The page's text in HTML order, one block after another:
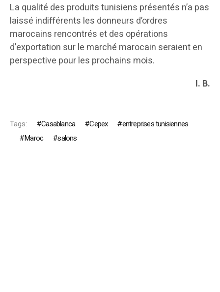
La qualité des produits tunisiens présentés n’a pas
laissé indifférents les donneurs d’ordres
marocains rencontrés et des opérations
d’exportation sur le marché marocain seraient en
perspective pour les prochains mois.
I. B.
Tags: Casablanca Cepex
entreprises tunisiennes
Maroc
salons